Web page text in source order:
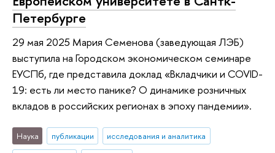
Петербурге
29 мая 2025 Мария Семенова (заведующая ЛЭБ)
выступила на Городском экономическом семинаре
ЕУСПб, где представила доклад «Вкладчики и COVID-
19: есть ли место панике? О динамике розничных
вкладов в российских регионах в эпоху пандемии».
Наука публикации
исследования и аналитика